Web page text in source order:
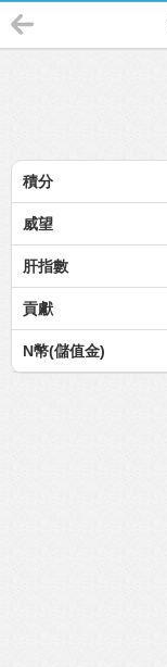
積分
威望
肝指數
貢獻
N幣(儲值金)